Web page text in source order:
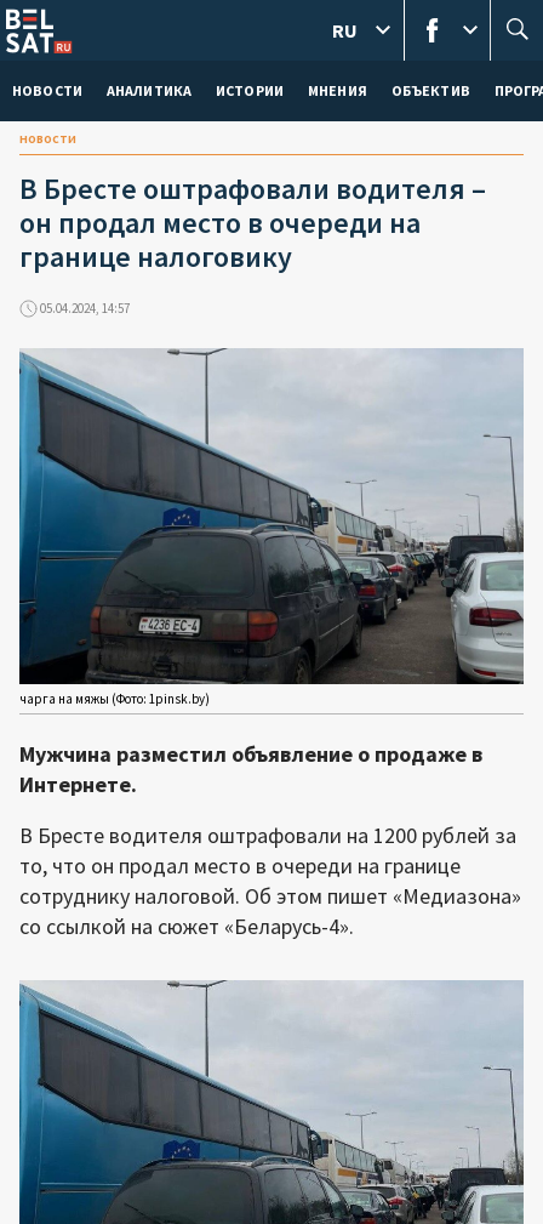
НОВОСТИ АНАЛИТИКА ИСТОРИИ МНЕНИЯ ОБЪЕКТИВ
RU
новости
В Бресте оштрафовали водителя –
он продал место в очереди на
границе налоговику
05.04.2024, 14:57
чарга на мяжы (Фото: 1pinsk.by)
Мужчина разместил объявление о продаже в
Интернете.
В Бресте водителя оштрафовали на 1200 рублей за
то, что он продал место в очереди на границе
сотруднику налоговой. Об этом пишет «Медиазона»
со ссылкой на сюжет «Беларусь-4».